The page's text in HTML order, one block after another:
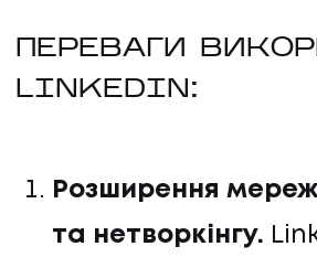
ПЕРЕВАГИ
LINKEDIN:
Розширення
та нетворкінгу.